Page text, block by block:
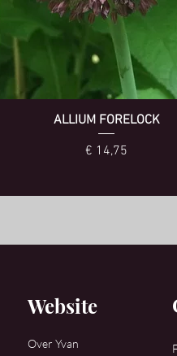
ALLIUM FORELOCK
Prijs
€ 14,75
Website
Over Yvan